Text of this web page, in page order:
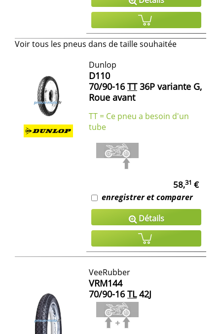
Voir tous les pneus dans de taille souhaitée
Dunlop
D110
70/90-16 TT36P variante G,
Roue avant
TT = Ce pneu a besoin d'un
tube
58,31 €
enregistrer et comparer
Détails
VeeRubber
VRM144
70/90-16 TL42J